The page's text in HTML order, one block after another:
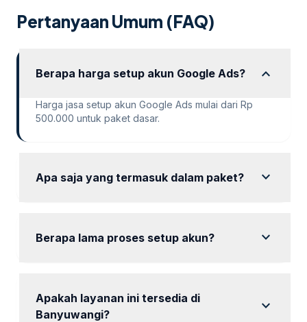
Pertanyaan Umum (FAQ)
Berapa harga setup akun Google Ads? expand_more
Harga jasa setup akun Google Ads mulai dari Rp
500.000 untuk paket dasar.
Apa saja yang termasuk dalam paket? expand_more
Berapa lama proses setup akun? expand_more
Apakah layanan ini tersedia di
Banyuwangi?
expand_more